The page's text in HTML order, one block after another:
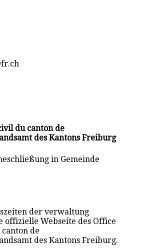
du canton de
des Kantons Freiburg
in Gemeinde
der verwaltung
offizielle Webseite des Office
de
des Kantons Freiburg.